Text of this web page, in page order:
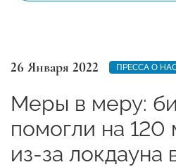
26 Января 2022 ПРЕССА О
Меры в меру:
помогли на
из-за локдауна